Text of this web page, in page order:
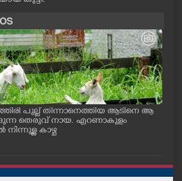
പുല്ല് തിന്നാനെത്തിയ ആടിനെ ആ
തെരുവ് നായ. എറണാകുളം
കാഴ്ച